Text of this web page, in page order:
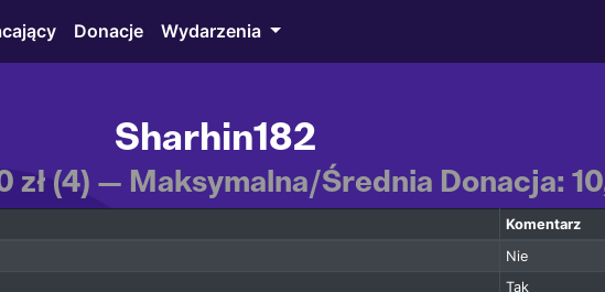
Donacje Wydarzenia
Sharhin182
zł (4) — Maksymalna/Średnia Donacja:
Komentarz
Nie
Tak